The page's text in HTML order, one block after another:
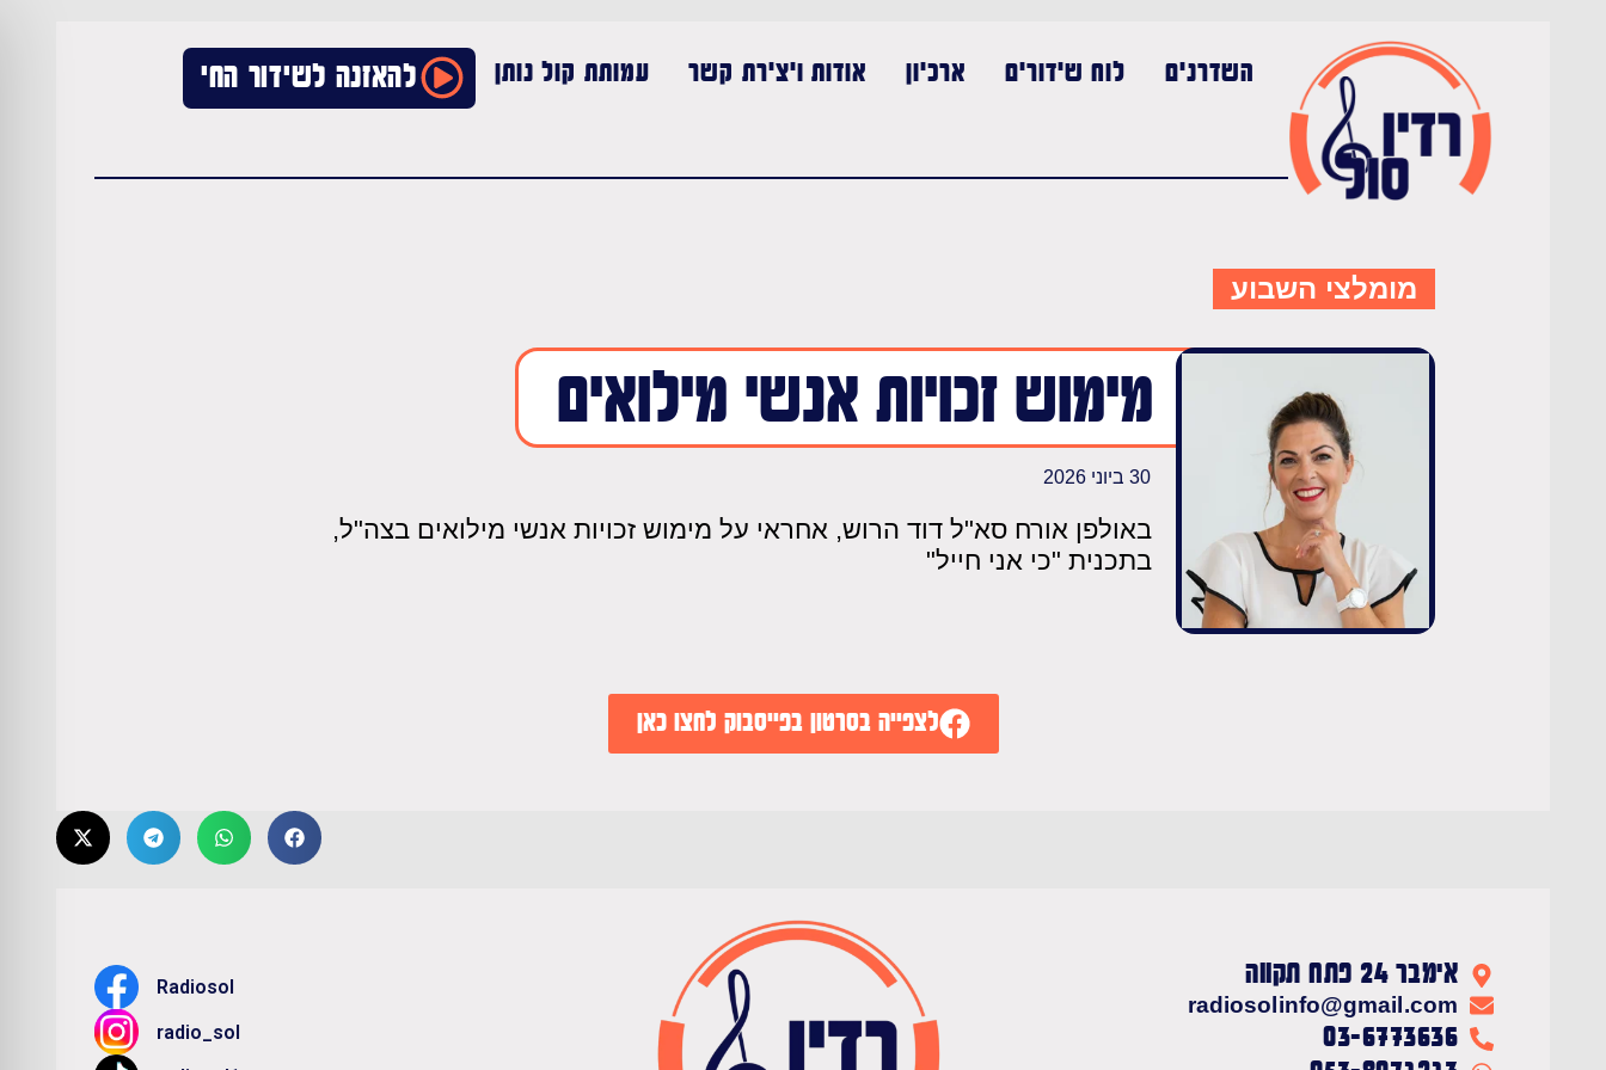
השדרנים לוח שידורים ארכיון אודות ויצירת קשר עמותת קול נותן להאזנה לשידור החי
מומלצי השבוע
מימוש זכויות אנשי מילואים
30 ביוני 2026
באולפן אורח סא"ל דוד הרוש, אחראי על מימוש זכויות אנשי מילואים בצה"ל,
בתכנית "כי אני חייל"
לצפייה בסרטון בפייסבוק לחצו כאן
אימבר 24 פתח תקווה
radiosolinfo@gmail.com
03-6773636
Radiosol
radio_sol